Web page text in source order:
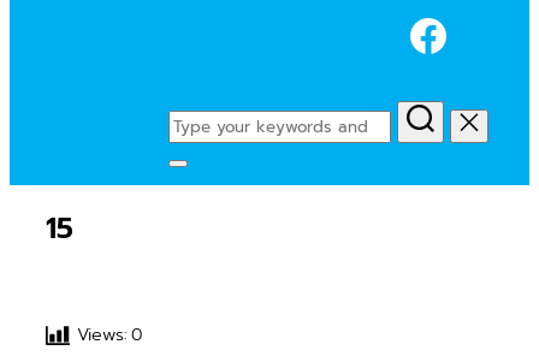
Search
for:
Toggle
15
Views:0